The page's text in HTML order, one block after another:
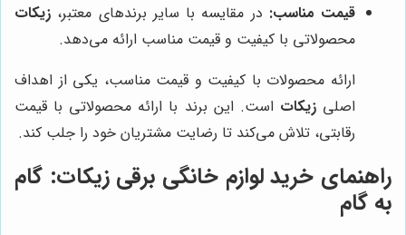
قیمت مناسب: در مقایسه با سایر برندهای معتبر، زیکات
محصولاتی با کیفیت و قیمت مناسب ارائه می‌دهد.
ارائه محصولات با کیفیت و قیمت مناسب، یکی از اهداف
اصلیزیکات است. این برند با ارائه محصولاتی با قیمت
رقابتی، تلاش می‌کند تا رضایت مشتریان خود را جلب کند.
راهنمای خرید لوازم خانگی برقی زیکات: گام
به گام